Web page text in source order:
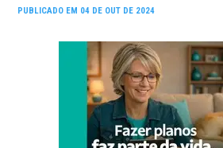
PUBLICADO EM 04 DE OUT DE 2024